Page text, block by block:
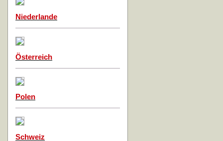
Niederlande
Österreich
Polen
Schweiz